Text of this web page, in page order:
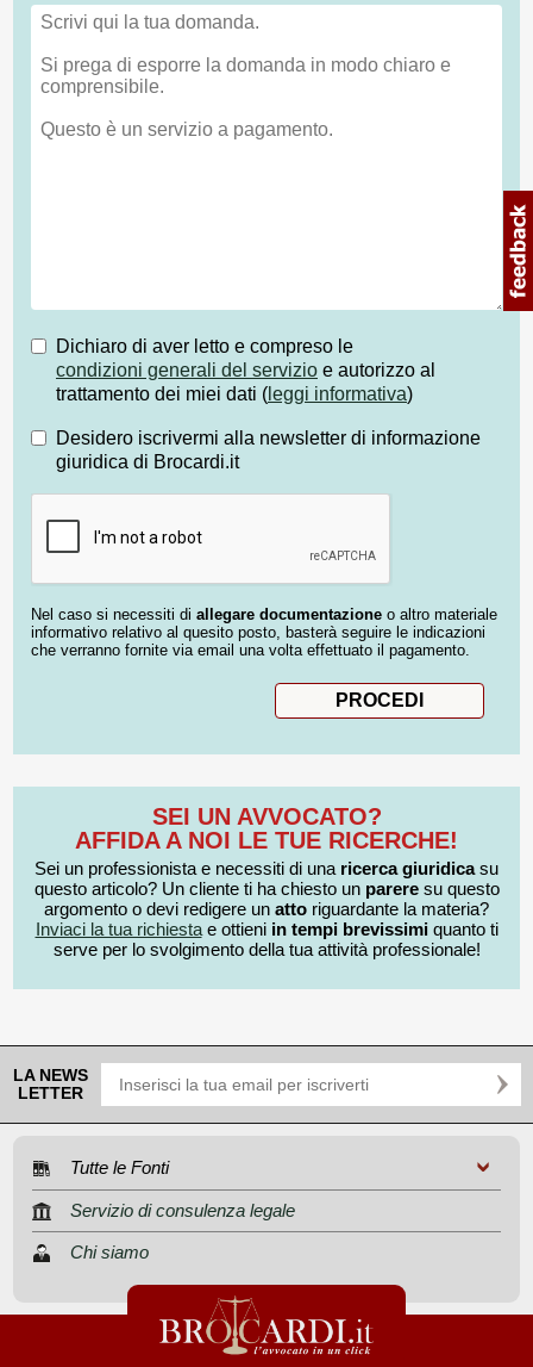
Dichiaro di aver letto e compreso le
condizioni generali del servizio e autorizzo al
trattamento dei miei dati ( leggi informativa)
Desidero iscrivermi alla newsletter di informazione
giuridica di Brocardi.it
Nel caso si necessiti di allegare documentazione o altro materiale
informativo relativo al quesito posto, basterà seguire le indicazioni
che verranno fornite via email una volta effettuato il pagamento.
SEI UN AVVOCATO?
AFFIDA A NOI LE TUE RICERCHE!
Sei un professionista e necessiti di una ricerca giuridicasu
questo articolo? Un cliente ti ha chiesto un pareresu questo
argomento o devi redigere un atto riguardante la materia?
Inviaci la tua richiestae ottieni in tempi brevissimiquanto ti
serve per lo svolgimento della tua attività professionale!
LA NEWS
LETTER
Tutte le Fonti
Servizio di consulenza legale
Chi siamo